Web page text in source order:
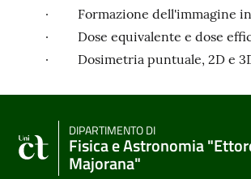
·
Formazione dell'immagine
·
Dose equivalente e dose
·
Dosimetria puntuale, 2D e
DIPARTIMENTO DI
Fisica e Astronomia
Majorana"